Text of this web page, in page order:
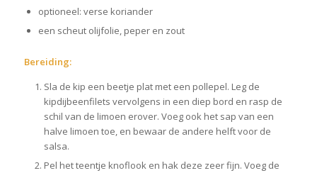
optioneel: verse koriander
een scheut olijfolie, peper en zout
Bereiding:
Sla de kip een beetje plat met een pollepel. Leg de
kipdijbeenfilets vervolgens in een diep bord en rasp de
schil van de limoen erover. Voeg ook het sap van een
halve limoen toe, en bewaar de andere helft voor de
salsa.
Pel het teentje knoflook en hak deze zeer fijn. Voeg de